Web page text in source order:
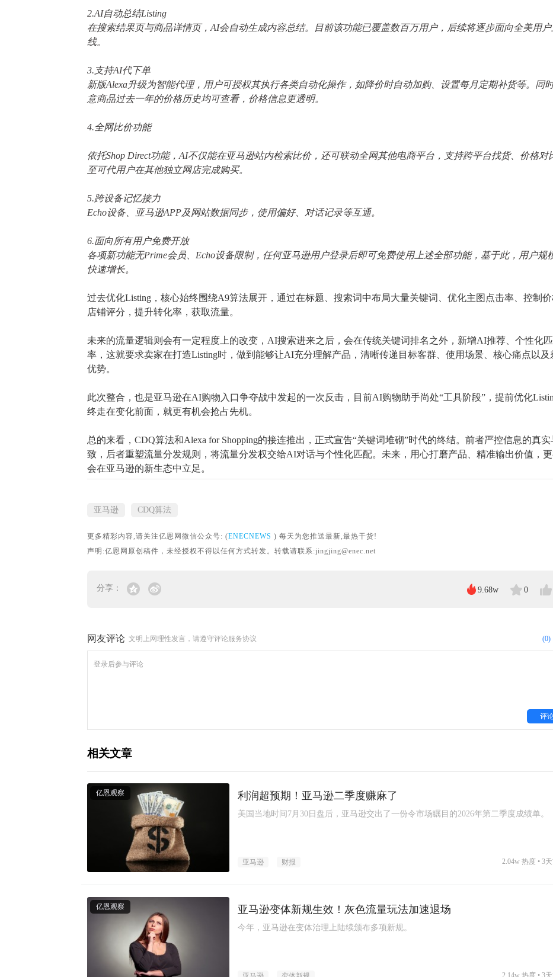
2.AI自动总结Listing
在搜索结果页与商品详情页， AI会自动生成内容总结。目前该功能已覆盖数百万用户，后续将逐步面向全美用户
线。
3.支持AI代下单
新版Alexa升级为智能代理，用户可授权其执行各类自动化操作，如降价时自动加购、设置每月定期补货等。同
意商品过去一年的价格历史均可查看，价格信息更透明。
4.全网比价功能
依托Shop Direct功能，AI不仅能在亚马逊站内检索比价，还可联动全网其他电商平台，支持跨平台找货、价格对
至可代用户在其他独立网店完成购买。
5.跨设备记忆接力
Echo设备、亚马逊APP及网站数据同步，使用偏好、对话记录等互通。
6.面向所有用户免费开放
各项新功能无Prime会员、Echo设备限制，任何亚马逊用户登录后即可免费使用上述全部功能，基于此，用户规
快速增长。
过去优化Listing，核心始终围绕A9算法展开，通过在标题、搜索词中布局大量关键词、优化主图点击率、控制
店铺评分，提升转化率，获取流量。
未来的流量逻辑则会有一定程度上的改变， AI搜索进来之后，会在传统关键词排名之外，新增AI推荐、个性化
率，这就要求卖家在打造Listing时，做到能够让AI充分理解产品，清晰传递目标客群、使用场景、核心痛点以及
优势。
此次整合，也是亚马逊在AI购物入口争夺战中发起的一次反击，目前AI购物助手尚处“工具阶段”，提前优化
终走在变化前面，就更有机会抢占先机。
总的来看， CDQ算法和Alexa for Shopping的接连推出，正式宣告“关键词堆砌”时代的终结。前者严控信息的真实
致，后者重塑流量分发规则，将流量分发权交给AI对话与个性化匹配。未来，用心打磨产品、精准输出价值，
会在亚马逊的新生态中立足。
亚马逊 CDQ算法
更多精彩内容,请关注亿恩网微信公众号: (ENECNEWS ) 每天为您推送最新,最热干货!
声明:亿恩网原创稿件，未经授权不得以任何方式转发。转载请联系:jingjing@enec.net
分享： 9.68w 0
网友评论 文明上网理性发言，请遵守评论服务协议 (0)
评
相关文章
亿恩观察 利润超预期！亚马逊二季度赚麻了
美国当地时间7月30日盘后，亚马逊交出了一份令市场瞩目的2026年第二季度成绩单。
亚马逊 财报 3
2.04w 热度 •
亿恩观察 亚马逊变体新规生效！灰色流量玩法加速退场
今年，亚马逊在变体治理上陆续颁布多项新规。
3
2.14w 热度 •